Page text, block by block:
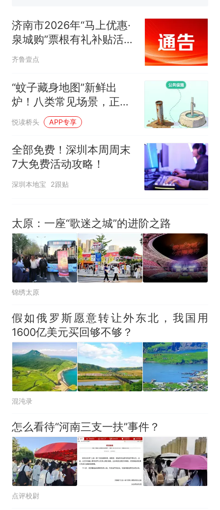
核查
搜，网友：天塌了！
热
那个在床头放菜刀的女孩，
因老师一句“跟我回家”改写了
济南市2026年“马上优惠·
泉城购”票根有礼补贴活动
即将启动
齐鲁壹点
“蚊子藏身地图”新鲜出
炉！八类常见场景，正悄
悄“养”出蚊子！
悦读桥头 APP专享
全部免费！深圳本周周末
7大免费活动攻略！
深圳本地宝 2跟贴
太原：一座“歌迷之城”的进阶之路
锦绣太原
假如俄罗斯愿意转让外东北，我国用
1600亿美元买回够不够？
混沌录
怎么看待“河南三支一扶”事件？
点评校尉